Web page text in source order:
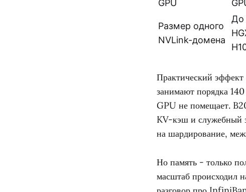
GPU
Размер одного
NVLink-домена
До
Практический эффект
занимают порядка
GPU не помещает.
KV-кэш и служебный
на шардирование,
Но память - только
масштаб происходил